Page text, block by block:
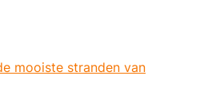
mooiste stranden van